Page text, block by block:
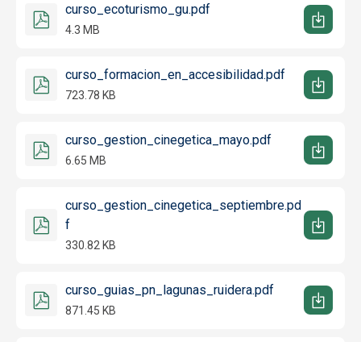
curso_ecoturismo_gu.pdf
4.3 MB
curso_formacion_en_accesibilidad.pdf
723.78 KB
curso_gestion_cinegetica_mayo.pdf
6.65 MB
curso_gestion_cinegetica_septiembre.pd
f
330.82 KB
curso_guias_pn_lagunas_ruidera.pdf
871.45 KB